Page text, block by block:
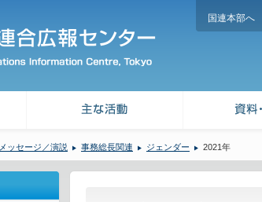
国連本部へ
メッセージ／演説 事務総長関連 ジェンダー 2021年